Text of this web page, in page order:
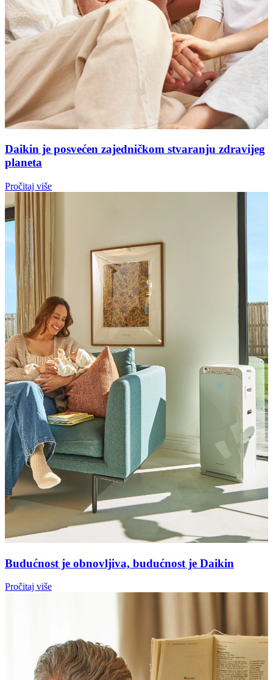
Daikin je posvećen zajedničkom stvaranju zdravijeg
planeta
Pročitaj više
Budućnost je obnovljiva, budućnost je Daikin
Pročitaj više